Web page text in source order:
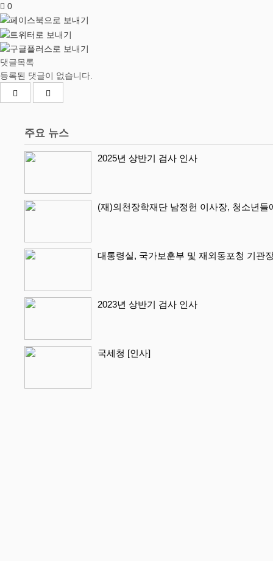
0
댓글목록
등록된 댓글이 없습니다.
주요 뉴스
2025년 상반기 검사 인사
(재)의천장학재단 남정헌 이사장, 청소년들
대통령실, 국가보훈부 및 재외동포청 기관
2023년 상반기 검사 인사
국세청 [인사]